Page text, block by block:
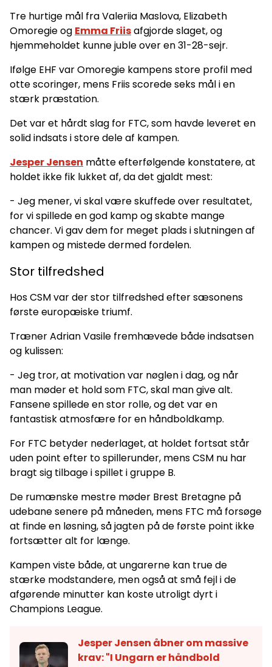
Tre hurtige mål fra Valeriia Maslova, Elizabeth
Omoregie og Emma Friisafgjorde slaget, og
hjemmeholdet kunne juble over en 31-28-sejr.
Ifølge EHF var Omoregie kampens store profil med
otte scoringer, mens Friis scorede seks mål i en
stærk præstation.
Det var et hårdt slag for FTC, som havde leveret en
solid indsats i store dele af kampen.
Jesper Jensen måtte efterfølgende konstatere, at
holdet ikke fik lukket af, da det gjaldt mest:
- Jeg mener, vi skal være skuffede over resultatet,
for vi spillede en god kamp og skabte mange
chancer. Vi gav dem for meget plads i slutningen af
kampen og mistede dermed fordelen.
Stor tilfredshed
Hos CSM var der stor tilfredshed efter sæsonens
første europæiske triumf.
Træner Adrian Vasile fremhævede både indsatsen
og kulissen:
- Jeg tror, at motivation var nøglen i dag, og når
man møder et hold som FTC, skal man give alt.
Fansene spillede en stor rolle, og det var en
fantastisk atmosfære for en håndboldkamp.
For FTC betyder nederlaget, at holdet fortsat står
uden point efter to spillerunder, mens CSM nu har
bragt sig tilbage i spillet i gruppe B.
De rumænske mestre møder Brest Bretagne på
udebane senere på måneden, mens FTC må forsøge
at finde en løsning, så jagten på de første point ikke
fortsætter alt for længe.
Kampen viste både, at ungarerne kan true de
stærke modstandere, men også at små fejl i de
afgørende minutter kan koste utroligt dyrt i
Champions League.
Jesper Jensen åbner om massive
krav: "I Ungarn er håndbold